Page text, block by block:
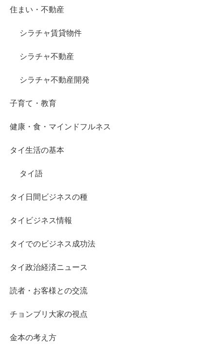
住まい・不動産
シラチャ賃貸物件
シラチャ不動産
シラチャ不動産開発
子育て・教育
健康・食・マインドフルネス
タイ生活の基本
タイ語
タイ日間ビジネスの種
タイビジネス情報
タイでのビジネス成功法
タイ政治経済ニュース
読者・お客様との交流
チョンブリ大家の視点
金本の考え方